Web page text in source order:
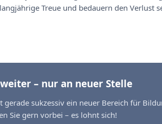
Treue und bedauern den Verlust
– nur an neuer Stelle
gerade sukzessiv ein neuer Bereich für
Sie gern vorbei – es lohnt sich!